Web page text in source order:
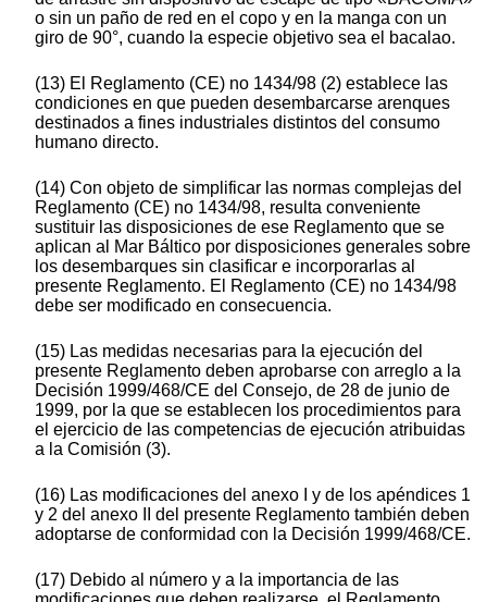
o sin un paño de red en el copo y en la manga con un
giro de 90°, cuando la especie objetivo sea el bacalao.
(13) El Reglamento (CE) no 1434/98 (2) establece las
condiciones en que pueden desembarcarse arenques
destinados a fines industriales distintos del consumo
humano directo.
(14) Con objeto de simplificar las normas complejas del
Reglamento (CE) no 1434/98, resulta conveniente
sustituir las disposiciones de ese Reglamento que se
aplican al Mar Báltico por disposiciones generales sobre
los desembarques sin clasificar e incorporarlas al
presente Reglamento. El Reglamento (CE) no 1434/98
debe ser modificado en consecuencia.
(15) Las medidas necesarias para la ejecución del
presente Reglamento deben aprobarse con arreglo a la
Decisión 1999/468/CE del Consejo, de 28 de junio de
1999, por la que se establecen los procedimientos para
el ejercicio de las competencias de ejecución atribuidas
a la Comisión (3).
(16) Las modificaciones del anexo I y de los apéndices 1
y 2 del anexo II del presente Reglamento también deben
adoptarse de conformidad con la Decisión 1999/468/CE.
(17) Debido al número y a la importancia de las